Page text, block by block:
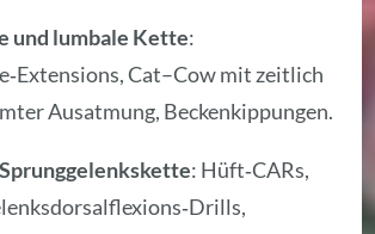
und lumbale Kette:
Cat–Cow mit zeitlich
Ausatmung, Beckenkippungen.
: Hüft‑CARs,